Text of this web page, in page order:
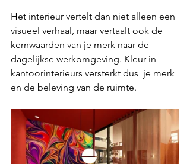
Het interieur vertelt dan niet alleen een
visueel verhaal, maar vertaalt ook de
kernwaarden van je merk naar de
dagelijkse werkomgeving. Kleur in
kantoorinterieurs versterkt dus  je merk
en de beleving van de ruimte.